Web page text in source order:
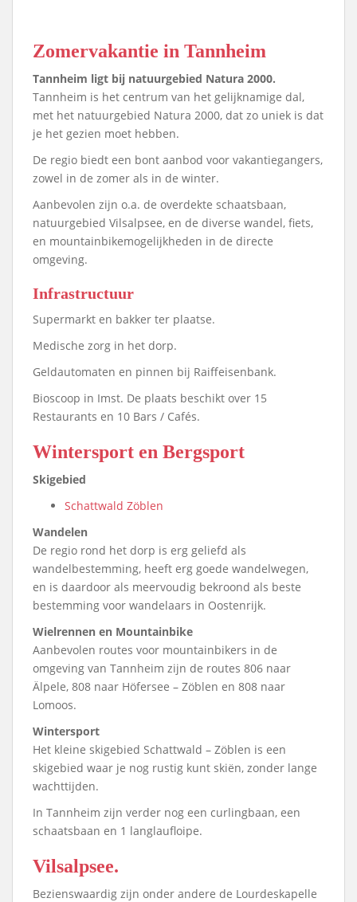
Zomervakantie in Tannheim
Tannheim ligt bij natuurgebied Natura 2000.
Tannheim is het centrum van het gelijknamige dal,
met het natuurgebied Natura 2000, dat zo uniek is dat
je het gezien moet hebben.
De regio biedt een bont aanbod voor vakantiegangers,
zowel in de zomer als in de winter.
Aanbevolen zijn o.a. de overdekte schaatsbaan,
natuurgebied Vilsalpsee, en de diverse wandel, fiets,
en mountainbikemogelijkheden in de directe
omgeving.
Infrastructuur
Supermarkt en bakker ter plaatse.
Medische zorg in het dorp.
Geldautomaten en pinnen bij Raiffeisenbank.
Bioscoop in Imst. De plaats beschikt over 15
Restaurants en 10 Bars / Cafés.
Wintersport en Bergsport
Skigebied
Schattwald Zöblen
Wandelen
De regio rond het dorp is erg geliefd als
wandelbestemming, heeft erg goede wandelwegen,
en is daardoor als meervoudig bekroond als beste
bestemming voor wandelaars in Oostenrijk.
Wielrennen en Mountainbike
Aanbevolen routes voor mountainbikers in de
omgeving van Tannheim zijn de routes 806 naar
Älpele, 808 naar Höfersee – Zöblen en 808 naar
Lomoos.
Wintersport
Het kleine skigebied Schattwald – Zöblen is een
skigebied waar je nog rustig kunt skiën, zonder lange
wachttijden.
In Tannheim zijn verder nog een curlingbaan, een
schaatsbaan en 1 langlaufloipe.
Vilsalpsee.
Bezienswaardig zijn onder andere de Lourdeskapelle